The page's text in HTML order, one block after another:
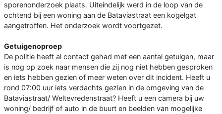
sporenonderzoek plaats. Uiteindelijk werd in de loop van de
ochtend bij een woning aan de Bataviastraat een kogelgat
aangetroffen. Het onderzoek wordt voortgezet.
Getuigenoproep
De politie heeft al contact gehad met een aantal getuigen, maar
is nog op zoek naar mensen die zij nog niet hebben gesproken
en iets hebben gezien of meer weten over dit incident. Heeft u
rond 07:00 uur iets verdachts gezien in de omgeving van de
Bataviastraat/ Weltevredenstraat? Heeft u een camera bij uw
woning/ bedrijf of auto in de buurt en beelden van mogelijke